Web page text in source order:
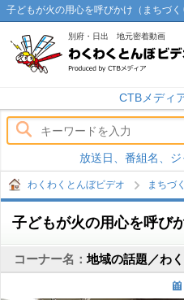
子どもが火の用心を呼びかけ（まちづく
別府・日出 地元密着動画
CTBメディ
放送日、番組名、
わくわくとんぼビデオ まちづ
子どもが火の用心を呼び
コーナー名：地域の話題／わ